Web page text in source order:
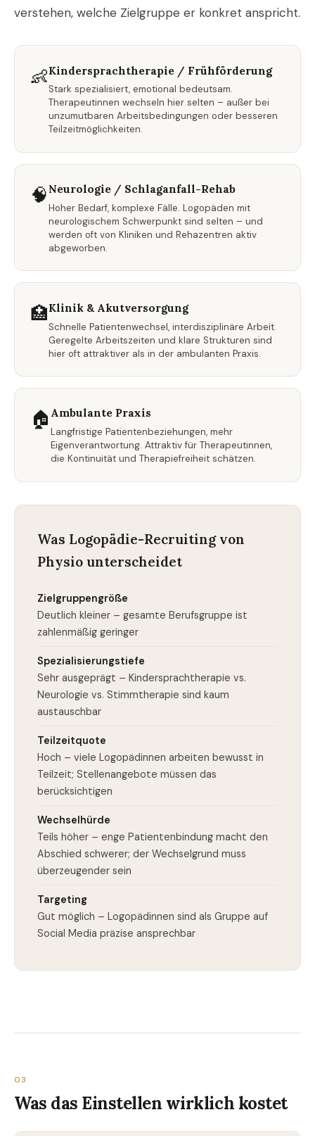
verstehen, welche Zielgruppe er konkret anspricht.
👶Kindersprachtherapie / Frühförderung
Stark spezialisiert, emotional bedeutsam.
Therapeutinnen wechseln hier selten – außer bei
unzumutbaren Arbeitsbedingungen oder besseren
Teilzeitmöglichkeiten.
🧠 Neurologie / Schlaganfall-Rehab
Hoher Bedarf, komplexe Fälle. Logopäden mit
neurologischem Schwerpunkt sind selten – und
werden oft von Kliniken und Rehazentren aktiv
abgeworben.
🏥Klinik & Akutversorgung
Schnelle Patientenwechsel, interdisziplinäre Arbeit.
Geregelte Arbeitszeiten und klare Strukturen sind
hier oft attraktiver als in der ambulanten Praxis.
🏠 Ambulante Praxis
Langfristige Patientenbeziehungen, mehr
Eigenverantwortung. Attraktiv für Therapeutinnen,
die Kontinuität und Therapiefreiheit schätzen.
Was Logopädie-Recruiting von
Physio unterscheidet
Zielgruppengröße
Deutlich kleiner – gesamte Berufsgruppe ist
zahlenmäßig geringer
Spezialisierungstiefe
Sehr ausgeprägt – Kindersprachtherapie vs.
Neurologie vs. Stimmtherapie sind kaum
austauschbar
Teilzeitquote
Hoch – viele Logopädinnen arbeiten bewusst in
Teilzeit; Stellenangebote müssen das
berücksichtigen
Wechselhürde
Teils höher – enge Patientenbindung macht den
Abschied schwerer; der Wechselgrund muss
überzeugender sein
Targeting
Gut möglich – Logopädinnen sind als Gruppe auf
Social Media präzise ansprechbar
03
Was das Einstellen wirklich kostet